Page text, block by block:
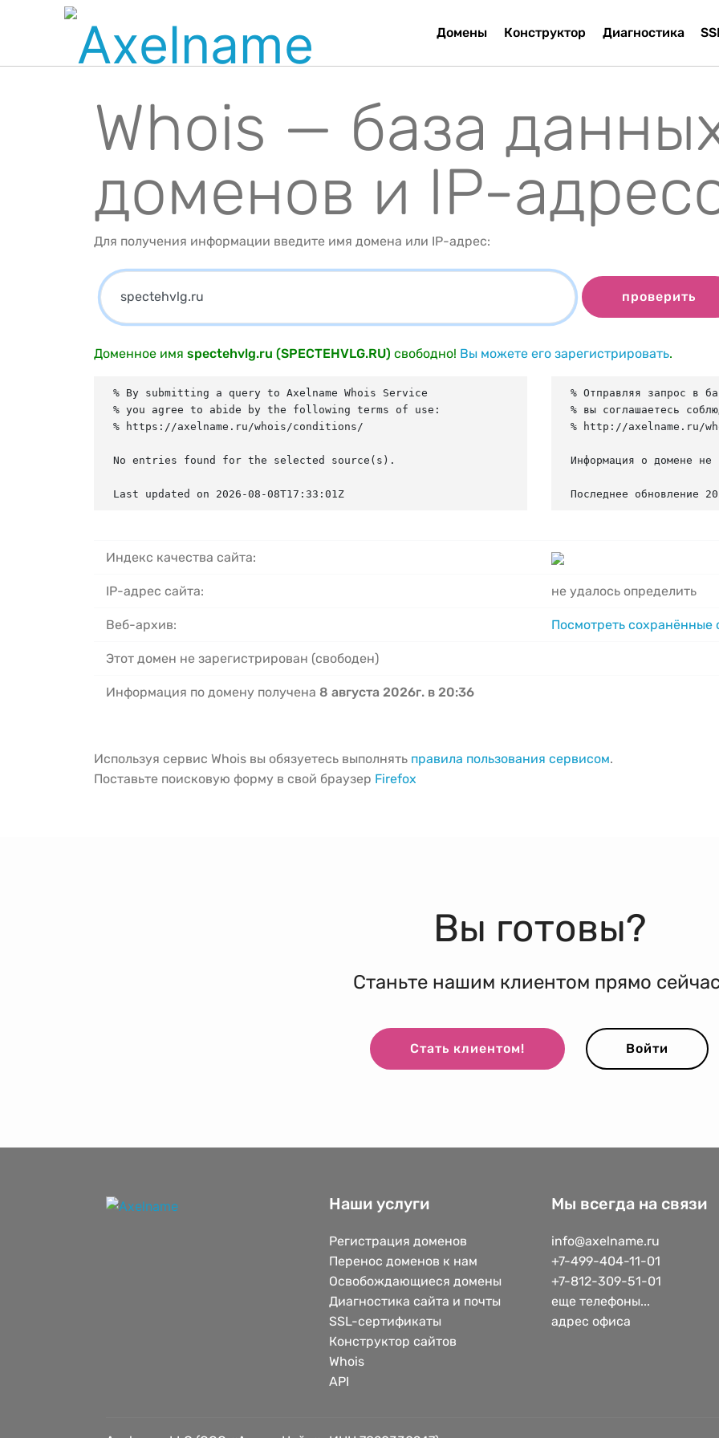
Домены Конструктор Диагностика
Whois — база
доменов и IP-
Для получения информации введите имя домена или IP-адрес:
проверить
Доменное имя spectehvlg.ru (SPECTEHVLG.RU) свободно! Вы можете его зарегистрировать.
% By submitting a query to Axelname Whois Service
% you agree to abide by the following terms of use:
% https://axelname.ru/whois/conditions/
No entries found for the selected source(s).
Last updated on 2026-08-08T17:33:01Z
% Отправляя запрос в
% вы соглашаетесь
% http://axelname.ru/
Информация о домене не
Последнее обновление
Индекс качества сайта:
IP-адрес сайта: не удалось определить
Веб-архив: Посмотреть сохранённые
Этот домен не зарегистрирован (свободен)
Информация по домену получена 8 августа 2026г. в 20:36
Используя сервис Whois вы обязуетесь выполнять правила пользования сервисом.
Поставьте поисковую форму в свой браузер Firefox
Вы готовы?
Станьте нашим клиентом прямо
Стать клиентом! Войти
Наши услуги
Регистрация доменов
Перенос доменов к нам
Освобождающиеся домены
Диагностика сайта и почты
SSL-сертификаты
Конструктор сайтов
Whois
API
Мы всегда на связи
info@axelname.ru
+7-499-404-11-01
+7-812-309-51-01
еще телефоны...
адрес офиса